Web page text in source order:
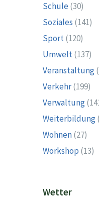
Schule (30)
Soziales (141)
Sport(120)
Umwelt(137)
Veranstaltung
Verkehr(199)
Verwaltung
Weiterbildung
Wohnen(27)
Workshop (13)
Wetter